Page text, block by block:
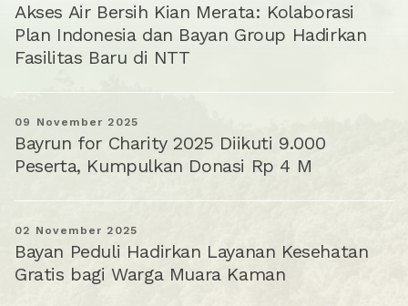
Akses Air Bersih Kian Merata: Kolaborasi
Plan Indonesia dan Bayan Group Hadirkan
Fasilitas Baru di NTT
09 November 2025
Bayrun for Charity 2025 Diikuti 9.000
Peserta, Kumpulkan Donasi Rp 4 M
02 November 2025
Bayan Peduli Hadirkan Layanan Kesehatan
Gratis bagi Warga Muara Kaman